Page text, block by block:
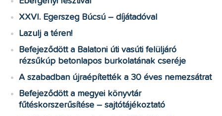
XXVI. Egerszeg Búcsú – díjátadóval
Lazulj a téren!
Befejeződött a Balatoni úti vasúti felüljáró
rézsűkúp betonlapos burkolatának cseréje
A szabadban újraépítették a 30 éves nemezsátrat
Befejeződött a megyei könyvtár
fűtéskorszerűsítése – sajtótájékoztató